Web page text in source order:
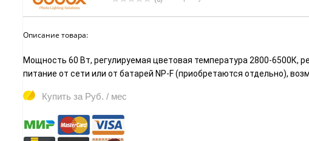
Описание товара:
Мощность 60 Вт, регулируемая цветовая температура 2800-6500К,
питание от сети или от батарей NP-F (приобретаются отдельно),
Купить за Руб. / мес